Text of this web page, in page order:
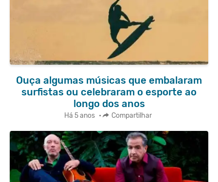
Ouça algumas músicas que embalaram
surfistas ou celebraram o esporte ao
longo dos anos
Há 5 anos • Compartilhar